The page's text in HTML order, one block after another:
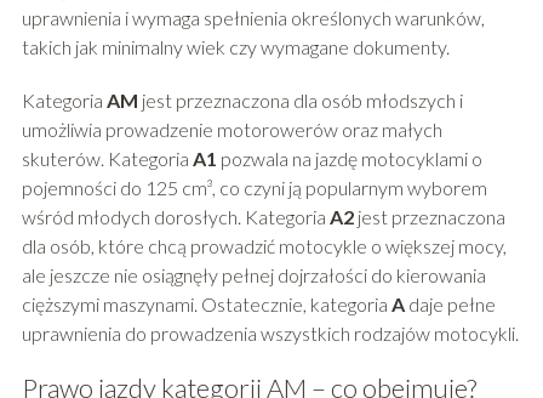
uprawnienia i wymaga spełnienia określonych warunków,
takich jak minimalny wiek czy wymagane dokumenty.
Kategoria AM jest przeznaczona dla osób młodszych i
umożliwia prowadzenie motorowerów oraz małych
skuterów. Kategoria A1 pozwala na jazdę motocyklami o
pojemności do 125 cm³, co czyni ją popularnym wyborem
wśród młodych dorosłych. Kategoria A2jest przeznaczona
dla osób, które chcą prowadzić motocykle o większej mocy,
ale jeszcze nie osiągnęły pełnej dojrzałości do kierowania
cięższymi maszynami. Ostatecznie, kategoria Adaje pełne
uprawnienia do prowadzenia wszystkich rodzajów motocykli.
Prawo jazdy kategorii AM – co obejmuje?